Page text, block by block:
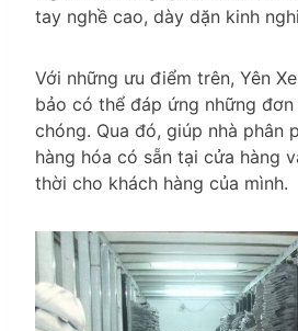
tay nghề cao, dày dặn kinh
Với những ưu điểm trên, Yên
bảo có thể đáp ứng những đơn
chóng. Qua đó, giúp nhà phân
hàng hóa có sẵn tại cửa hàng
thời cho khách hàng của mình.